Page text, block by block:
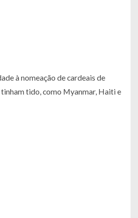
à nomeação de cardeais de
tinham tido, como Myanmar, Haiti e